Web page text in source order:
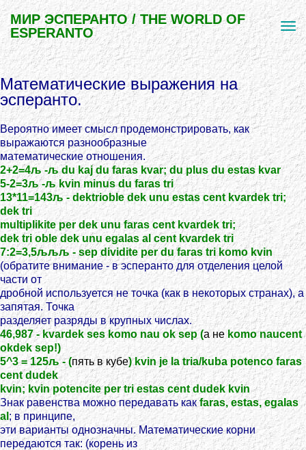
МИР ЭСПЕРАНТО / THE WORLD OF
ESPERANTO
Математические выражения на
эсперанто.
Вероятно имеет смысл продемонстрировать, как
выражаются разнообразные
математические отношения.
2+2=4љ -љ du kaj du faras kvar; du plus du estas kvar
5-2=3љ -љ kvin minus du faras tri
13*11=143љ - dektrioble dek unu estas cent kvardek tri;
dek tri
multiplikite per dek unu faras cent kvardek tri;
dek tri oble dek unu egalas al cent kvardek tri
7:2=3,5љљљ - sep dividite per du faras tri komo kvin
(обратите внимание - в эсперанто для отделения целой
части от
дробной используется не точка (как в некоторых странах), а
запятая. Точка
разделяет разряды в крупных числах.
46,987 - kvardek ses komo nau ok sep (а неkomo naucent
okdek sep!)
5^3 = 125љ - (пять в кубе) kvin je la tria/kuba potenco faras
cent dudek
kvin; kvin potencite per tri estas cent dudek kvin
Знак равенства можно передавать какfaras, estas, egalas
al ; в принципе,
эти варианты однозначны. Математические корни
передаются так: (корень из